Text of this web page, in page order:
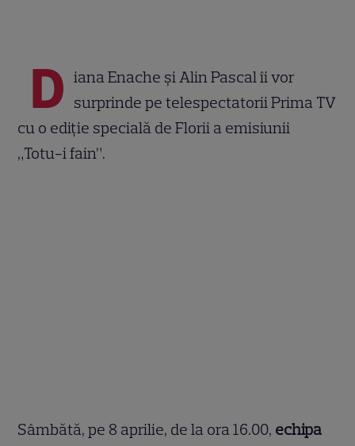
D iana Enache și Alin Pascal îi vor
surprinde pe telespectatorii Prima TV
cu o ediție specială de Florii a emisiunii
„Totu-i fain”.
Sâmbătă, pe 8 aprilie, de la ora 16.00, echipa